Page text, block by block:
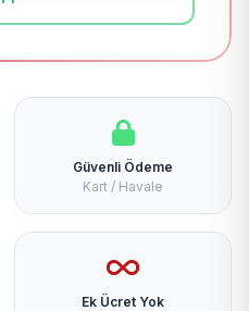
Güvenli Ödeme
Kart / Havale
Ek Ücret Yok